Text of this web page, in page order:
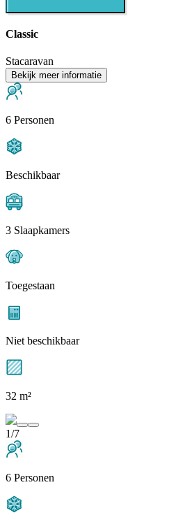
Classic
Stacaravan
Bekijk meer informatie
6 Personen
Beschikbaar
3 Slaapkamers
Toegestaan
Niet beschikbaar
32 m²
1/7
6 Personen